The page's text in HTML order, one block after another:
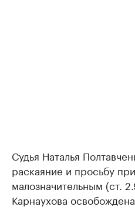
Судья Наталья
раскаяние и просьбу
малозначительным (ст.
Карнаухова